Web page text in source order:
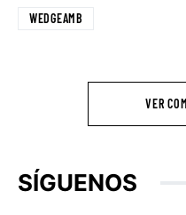
WEDGEAMB
VER
SÍGUENOS